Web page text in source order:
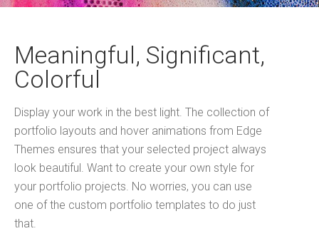
Meaningful, Significant,
Colorful
Display your work in the best light. The collection of
portfolio layouts and hover animations from Edge
Themes ensures that your selected project always
look beautiful. Want to create your own style for
your portfolio projects. No worries, you can use
one of the custom portfolio templates to do just
that.